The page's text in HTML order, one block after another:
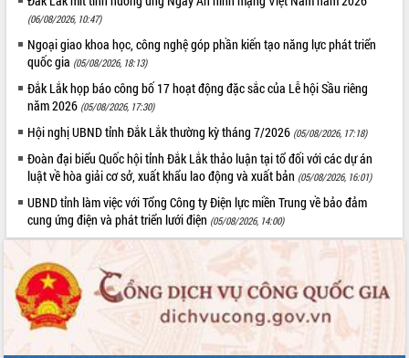
Hội thảo khoa học “Giải pháp thúc đẩy
phát triển nền kinh tế xanh tại tỉnh
Đắk Lắk”
hiện nhiệm vụ quản lý tài sản công
hàng tuần
Tháo gỡ những vướng mắc, đẩy mạnh
công tác cải cách thủ tục hành chính
tại Trung tâm Phục vụ hành chính
Đắk Lắk: Tôn vinh 46 giải pháp tại Hội
thi Sáng tạo Kỹ thuật 2024 - 2025
về phát triển nuôi trồng thủy sản
Phó Chủ tịch UBND tỉnh Đắk Lắk
Trương Công Thái kiểm tra thực địa
Dự án cao tốc Khánh Hòa - Buôn Ma
(06/08/2026, 10:47)
Ngoại giao khoa học, công nghệ góp phần kiến tạo năng lực phát triển
quốc gia (05/08/2026, 18:13)
Đắk Lắk họp báo công bố 17 hoạt động đặc sắc của Lễ hội Sầu riêng
năm 2026 (05/08/2026, 17:30)
Hội nghị UBND tỉnh Đắk Lắk thường kỳ tháng 7/2026 (05/08/2026, 17:18)
Đoàn đại biểu Quốc hội tỉnh Đắk Lắk thảo luận tại tổ đối với các dự án
luật về hòa giải cơ sở, xuất khẩu lao động và xuất bản (05/08/2026, 16:01)
UBND tỉnh làm việc với Tổng Công ty Điện lực miền Trung về bảo đảm
cung ứng điện và phát triển lưới điện (05/08/2026, 14:00)